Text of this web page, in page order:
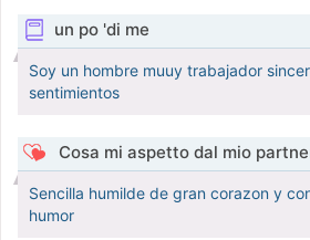
un po 'di me
Soy un hombre muuy trabajador
sentimientos
Cosa mi aspetto dal mio
Sencilla humilde de gran corazon y
humor